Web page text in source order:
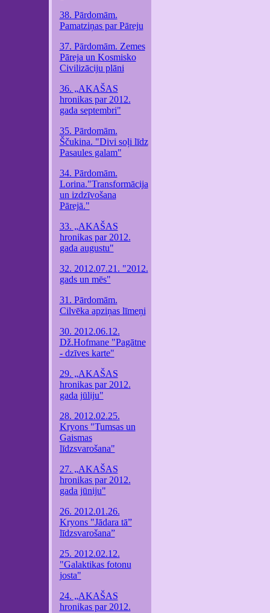
38. Pārdomām.
Pamatziņas par Pāreju
37. Pārdomām. Zemes
Pāreja un Kosmisko
Civilizāciju plāni
36. „AKAŠAS
hronikas par 2012.
gada septembri"
35. Pārdomām.
Ščukina. "Divi soļi līdz
Pasaules galam"
34. Pārdomām.
Lorina."Transformācija
un izdzīvošana
Pārejā."
33. „AKAŠAS
hronikas par 2012.
gada augustu"
32. 2012.07.21. "2012.
gads un mēs"
31. Pārdomām.
Cilvēka apziņas līmeņi
30. 2012.06.12.
Dž.Hofmane "Pagātne
- dzīves karte"
29. „AKAŠAS
hronikas par 2012.
gada jūliju"
28. 2012.02.25.
Kryons "Tumsas un
Gaismas
līdzsvarošana"
27. „AKAŠAS
hronikas par 2012.
gada jūniju"
26. 2012.01.26.
Kryons "Jādara tā”
līdzsvarošana”
25. 2012.02.12.
"Galaktikas fotonu
josta"
24. „AKAŠAS
hronikas par 2012.